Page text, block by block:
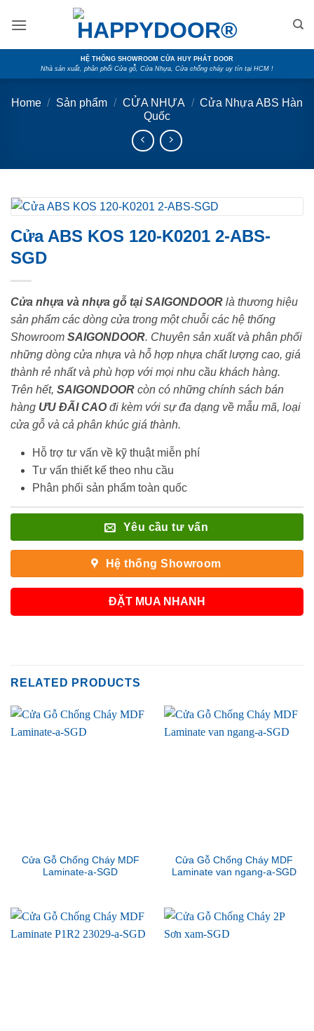
HỆ THỐNG SHOWROOM CỬA HUY PHÁT DOOR
Nhà sản xuất, phân phối Cửa gỗ, Cửa Nhựa, Cửa chống cháy uy tín tại HCM !
Home / Sản phẩm / CỬA NHỰA / Cửa Nhựa ABS Hàn
Quốc
Cửa ABS KOS 120-K0201 2-ABS-
SGD
Cửa nhựa và nhựa gỗ tại SAIGONDOOR là thương hiệu
sản phẩm các dòng cửa trong một chuỗi các hệ thống
Showroom SAIGONDOOR. Chuyên sản xuất và phân phối
những dòng cửa nhựa và hỗ hợp nhựa chất lượng cao, giá
thành rẻ nhất và phù hợp với mọi nhu cầu khách hàng.
Trên hết, SAIGONDOOR còn có những chính sách bán
hàng ƯU ĐÃI CAOđi kèm với sự đa dạng về mẫu mã, loại
cửa gỗ và cả phân khúc giá thành.
Hỗ trợ tư vấn về kỹ thuật miễn phí
Tư vấn thiết kế theo nhu cầu
Phân phối sản phẩm toàn quốc
Yêu cầu tư vấn
Hệ thống Showroom
ĐẶT MUA NHANH
RELATED PRODUCTS
Cửa Gỗ Chống Cháy MDF
Laminate-a-SGD
Cửa Gỗ Chống Cháy MDF
Laminate van ngang-a-SGD